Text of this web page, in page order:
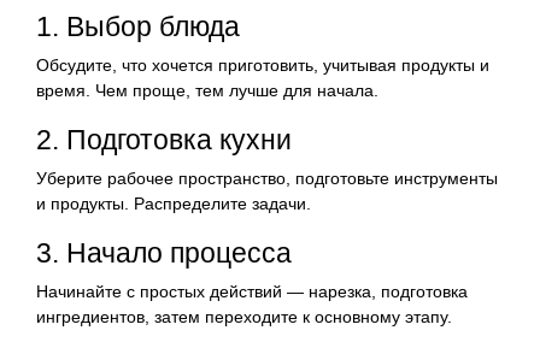
1. Выбор блюда
Обсудите, что хочется приготовить, учитывая продукты и
время. Чем проще, тем лучше для начала.
2. Подготовка кухни
Уберите рабочее пространство, подготовьте инструменты
и продукты. Распределите задачи.
3. Начало процесса
Начинайте с простых действий — нарезка, подготовка
ингредиентов, затем переходите к основному этапу.